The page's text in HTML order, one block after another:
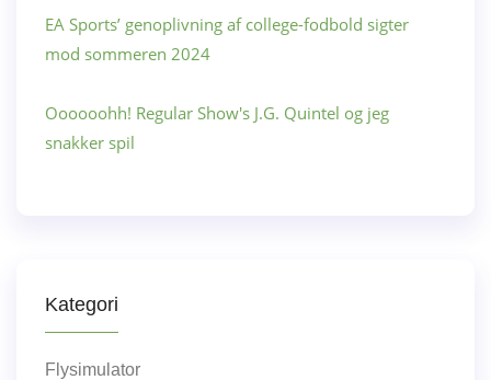
EA Sports’ genoplivning af college-fodbold sigter
mod sommeren 2024
Oooooohh! Regular Show's J.G. Quintel og jeg
snakker spil
Kategori
Flysimulator